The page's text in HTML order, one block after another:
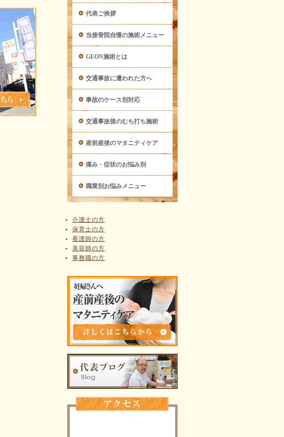
代表ご挨拶
当接骨院自慢の施術メニュー
GEON施術とは
交通事故に遭われた方へ
事故のケース別対応
交通事故後のむち打ち施術
産前産後のマタニティケア
痛み・症状のお悩み別
職業別お悩みメニュー
介護士の方
保育士の方
看護師の方
美容師の方
事務職の方